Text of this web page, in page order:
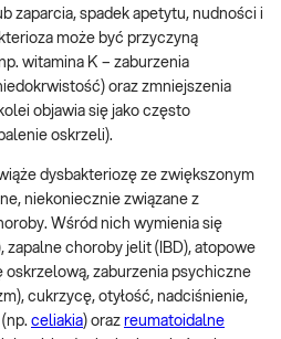
zaparcia, spadek apetytu, nudności i
może być przyczyną
witamina K – zaburzenia
oraz zmniejszenia
objawia się jako często
oskrzeli).
dysbakteriozę ze zwiększonym
niekoniecznie związane z
Wśród nich wymienia się
zapalne choroby jelit (IBD), atopowe
oskrzelową, zaburzenia psychiczne
cukrzycę, otyłość, nadciśnienie,
celiakia) oraz reumatoidalne